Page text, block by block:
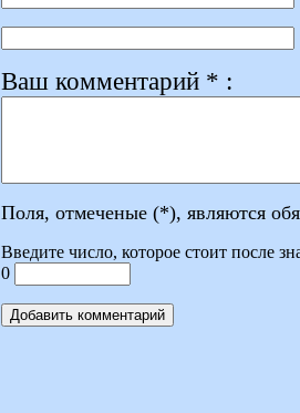
Ваш комментарий * :
Поля, отмеченые (*), являются
Введите число, которое стоит после
0